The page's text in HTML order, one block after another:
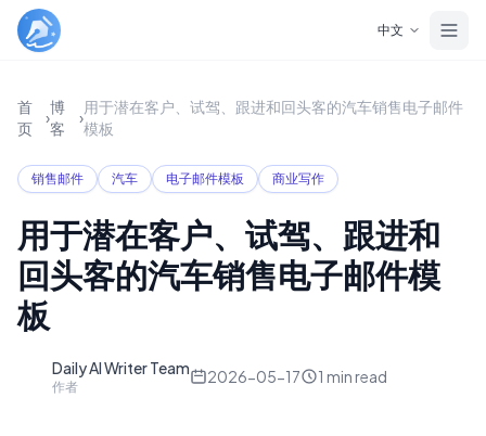
中文
首
页
›
博
客
›
用于潜在客户、试驾、跟进和回头客的汽车销售电子邮件
模板
销售邮件 汽车 电子邮件模板 商业写作
用于潜在客户、试驾、跟进和
回头客的汽车销售电子邮件模
板
Daily AI Writer Team
作者
2026-05-17 1 min read